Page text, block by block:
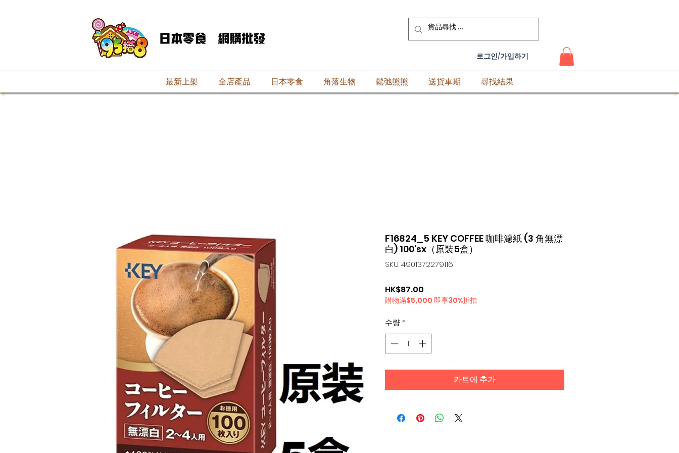
로그인/가입하기
最新上架 全店產品 日本零食 角落生物 鬆弛熊熊 送貨車期 尋找結果
F16824_5 KEY COFFEE 咖啡濾紙 (3 角無漂
白) 100'sx（原裝5盒）
SKU: 4901372279116
HK$87.00
격
購物滿$5,000 即享30%折扣
수량*
카트에 추가